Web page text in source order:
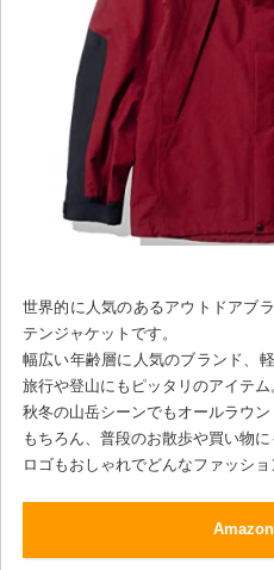
世界的に人気のあるアウトドアブ
テンジャケットです。
幅広い年齢層に人気のブランド、
旅行や登山にもピッタリのアイテム
秋冬の山岳シーンでもオールラウン
もちろん、普段のお散歩や買い物に
ロゴもおしゃれでどんなファッショ